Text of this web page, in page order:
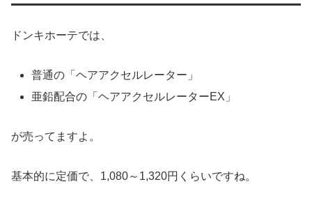
ドンキホーテでは、
普通の「ヘアアクセルレーター」
亜鉛配合の「ヘアアクセルレーターEX」
が売ってますよ。
基本的に定価で、1,080～1,320円くらいですね。